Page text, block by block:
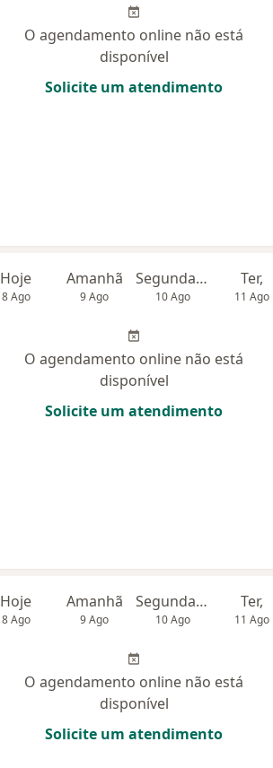
O agendamento online não está
disponível
Solicite um atendimento
Hoje
8 Ago
Amanhã
9 Ago
Segunda-feira
10 Ago
Ter,
11 Ago
O agendamento online não está
disponível
Solicite um atendimento
Hoje
8 Ago
Amanhã
9 Ago
Segunda-feira
10 Ago
Ter,
11 Ago
O agendamento online não está
disponível
Solicite um atendimento